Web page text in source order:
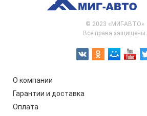
© 2023 «МИГ-АВТО»
Все права защищены.
О компании
Гарантии и доставка
Оплата